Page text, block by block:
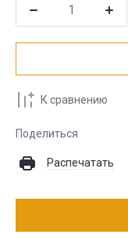
К сравнению
Поделиться
Распечатать